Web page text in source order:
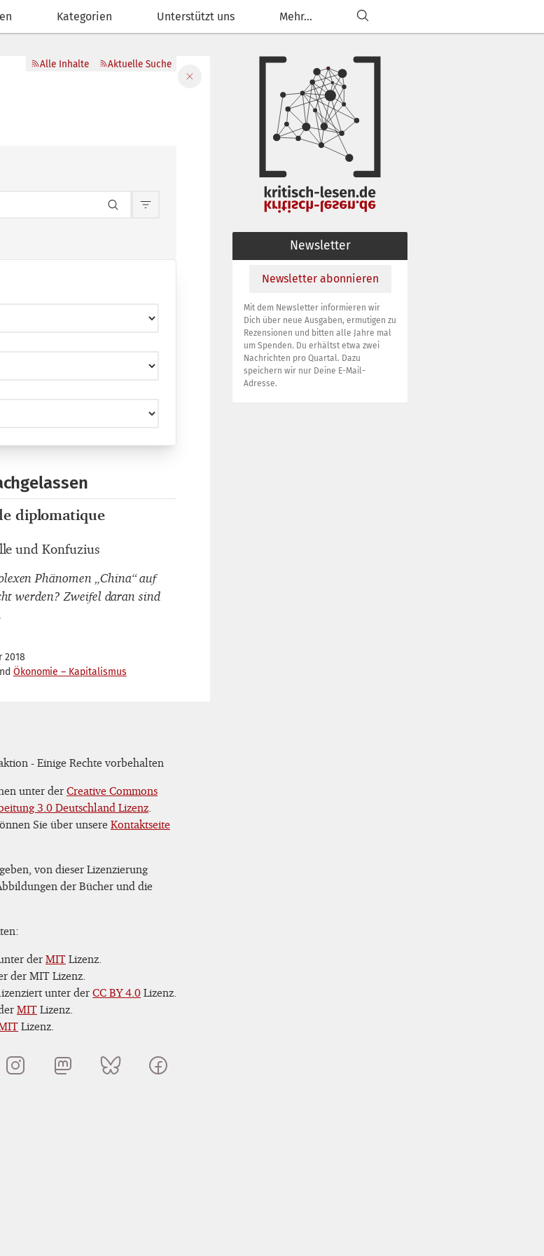
Kategorien Unterstützt uns Mehr...
Alle Inhalte Aktuelle Suche
Inhaltsfilterung anpassen
Filter schließen
diplomatique
und Konfuzius
Phänomen „China“ auf
werden? Zweifel daran sind
2018
Ökonomie – Kapitalismus
- Einige Rechte vorbehalten
unter der Creative Commons
3.0 Deutschland Lizenz.
Sie über unsere Kontaktseite
von dieser Lizenzierung
der Bücher und die
derMIT Lizenz.
der MIT Lizenz.
unter der CC BY 4.0 Lizenz.
MIT Lizenz.
Lizenz.
Newsletter
Newsletter abonnieren
Mit dem Newsletter informieren wir
Dich über neue Ausgaben, ermutigen zu
Rezensionen und bitten alle Jahre mal
um Spenden. Du erhältst etwa zwei
Nachrichten pro Quartal. Dazu
speichern wir nur Deine E-Mail-
Adresse.